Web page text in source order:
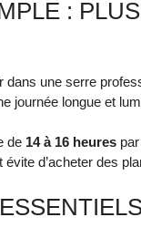
:
dans une serre
journée longue et
de 14 à 16 heures
évite d’acheter des